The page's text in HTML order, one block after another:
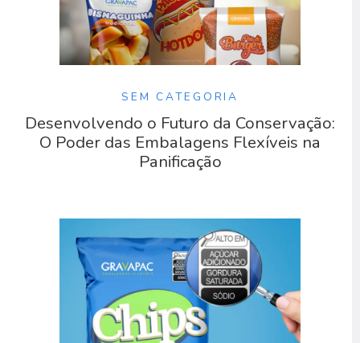
SEM CATEGORIA
Desenvolvendo o Futuro da Conservação:
O Poder das Embalagens Flexíveis na
Panificação